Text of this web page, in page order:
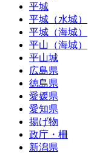
平城
平城（水城）
平城（海城）
平山（海城）
平山城
広島県
徳島県
愛媛県
愛知県
揚げ物
政庁・柵
新潟県